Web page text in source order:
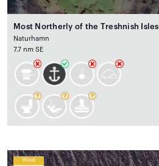
Most Northerly of the Treshnish Isles
Naturhamn
7.7 nm SE
Wind